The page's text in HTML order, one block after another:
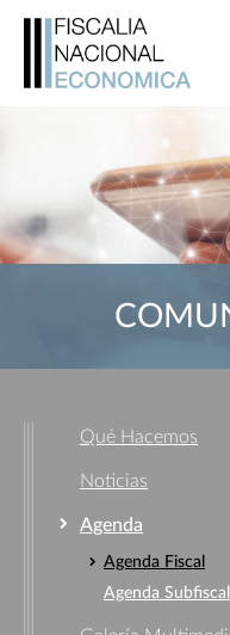
Qué Hacemos
Noticias
Agenda
Agenda Fiscal
Agenda Subfiscal